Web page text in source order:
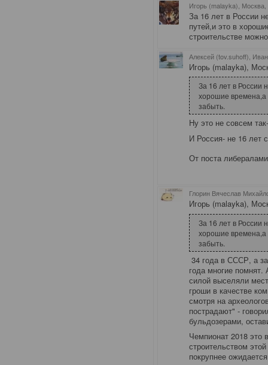
Игорь (malayka), Москва
За 16 лет в России
путей,и это в
строительстве
Алексей (tov.suhoff),
Игорь (malayka),
За 16 лет в России
хорошие времена,а
забыть.
Ну это не совсем
И Россия- не 16 лет
От поста
Глорин Вячеслав
Игорь (malayka),
За 16 лет в России
хорошие времена,а
забыть.
34 года в СССР, а
года многие помнят.
силой выселяли
гроши в качестве
смотря на
пострадают" -
бульдозерами,
Чемпионат 2018 это
строительством
покрупнее